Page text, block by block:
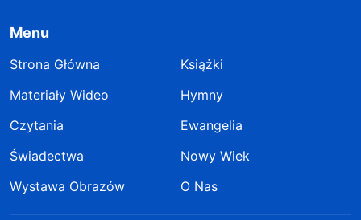
Menu
Strona Główna
Książki
Materiały Wideo
Hymny
Czytania
Ewangelia
Świadectwa
Nowy Wiek
Wystawa Obrazów
O Nas